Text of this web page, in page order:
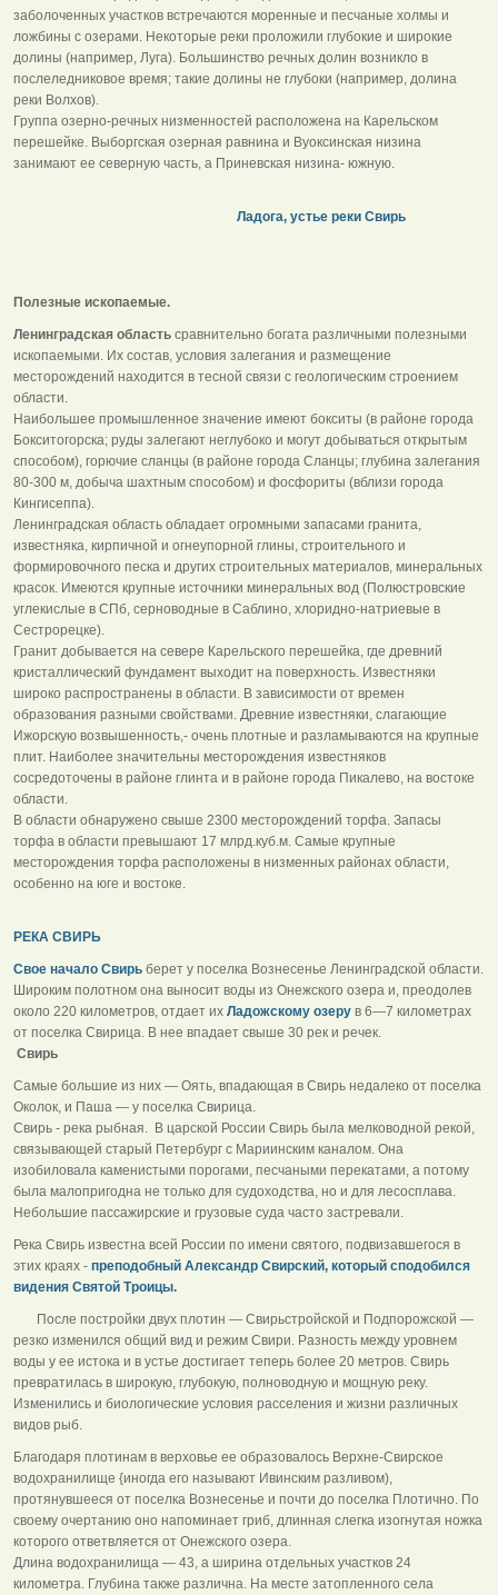
заболоченных участков встречаются моренные и песчаные холмы и
ложбины с озерами. Некоторые реки проложили глубокие и широкие
долины (например, Луга). Большинство речных долин возникло в
послеледниковое время; такие долины не глубоки (например, долина
реки Волхов).
Группа озерно-речных низменностей расположена на Карельском
перешейке. Выборгская озерная равнина и Вуоксинская низина
занимают ее северную часть, а Приневская низина- южную.
Ладога, устье реки Свирь
Полезные ископаемые.
Ленинградская область сравнительно богата различными полезными
ископаемыми. Их состав, условия залегания и размещение
месторождений находится в тесной связи с геологическим строением
области.
Наибольшее промышленное значение имеют бокситы (в районе города
Бокситогорска; руды залегают неглубоко и могут добываться открытым
способом), горючие сланцы (в районе города Сланцы; глубина залегания
80-300 м, добыча шахтным способом) и фосфориты (вблизи города
Кингисеппа).
Ленинградская область обладает огромными запасами гранита,
известняка, кирпичной и огнеупорной глины, строительного и
формировочного песка и других строительных материалов, минеральных
красок. Имеются крупные источники минеральных вод (Полюстровские
углекислые в СПб, серноводные в Саблино, хлоридно-натриевые в
Сестрорецке).
Гранит добывается на севере Карельского перешейка, где древний
кристаллический фундамент выходит на поверхность. Известняки
широко распространены в области. В зависимости от времен
образования разными свойствами. Древние известняки, слагающие
Ижорскую возвышенность,- очень плотные и разламываются на крупные
плит. Наиболее значительны месторождения известняков
сосредоточены в районе глинта и в районе города Пикалево, на востоке
области.
В области обнаружено свыше 2300 месторождений торфа. Запасы
торфа в области превышают 17 млрд.куб.м. Самые крупные
месторождения торфа расположены в низменных районах области,
особенно на юге и востоке.
РЕКА СВИРЬ
Свое начало Свирь берет у поселка Вознесенье Ленинградской области.
Широким полотном она выносит воды из Онежского озера и, преодолев
около 220 километров, отдает их Ладожскому озеру в 6—7 километрах
от поселка Свирица. В нее впадает свыше 30 рек и речек.
Свирь
Самые большие из них — Оять, впадающая в Свирь недалеко от поселка
Околок, и Паша — у поселка Свирица.
Свирь - река рыбная. В царской России Свирь была мелководной рекой,
связывающей старый Петербург с Мариинским каналом. Она
изобиловала каменистыми порогами, песчаными перекатами, а потому
была малопригодна не только для судоходства, но и для лесосплава.
Небольшие пассажирские и грузовые суда часто застревали.
Река Свирь известна всей России по имени святого, подвизавшегося в
этих краях - преподобный Александр Свирский, который сподобился
видения Святой Троицы.
После постройки двух плотин — Свирьстройской и Подпорожской —
резко изменился общий вид и режим Свири. Разность между уровнем
воды у ее истока и в устье достигает теперь более 20 метров. Свирь
превратилась в широкую, глубокую, полноводную и мощную реку.
Изменились и биологические условия расселения и жизни различных
видов рыб.
Благодаря плотинам в верховье ее образовалось Верхне-Свирское
водохранилище {иногда его называют Ивинским разливом),
протянувшееся от поселка Вознесенье и почти до поселка Плотично. По
своему очертанию оно напоминает гриб, длинная слегка изогнутая ножка
которого ответвляется от Онежского озера.
Длина водохранилища — 43, а ширина отдельных участков 24
километра. Глубина также различна. На месте затопленного села